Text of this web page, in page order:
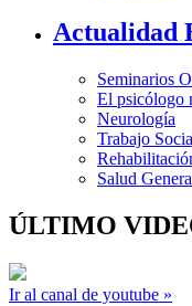
Actualidad
Seminarios
El psicólogo
Neurología
Trabajo
Salud
ÚLTIMO
Ir al canal de youtube »